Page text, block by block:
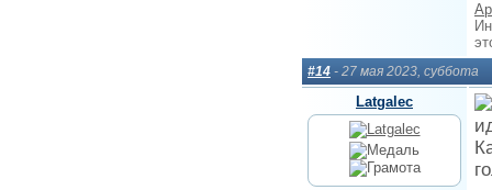
#14 - 27 мая 2023, суббота
Latgalec